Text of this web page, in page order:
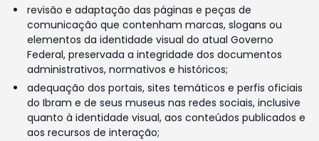
revisão e adaptação das páginas e peças de
comunicação que contenham marcas, slogans ou
elementos da identidade visual do atual Governo
Federal, preservada a integridade dos documentos
administrativos, normativos e históricos;
adequação dos portais, sites temáticos e perfis oficiais
do Ibram e de seus museus nas redes sociais, inclusive
quanto à identidade visual, aos conteúdos publicados e
aos recursos de interação;